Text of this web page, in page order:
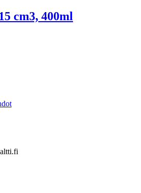
cm3, 400ml